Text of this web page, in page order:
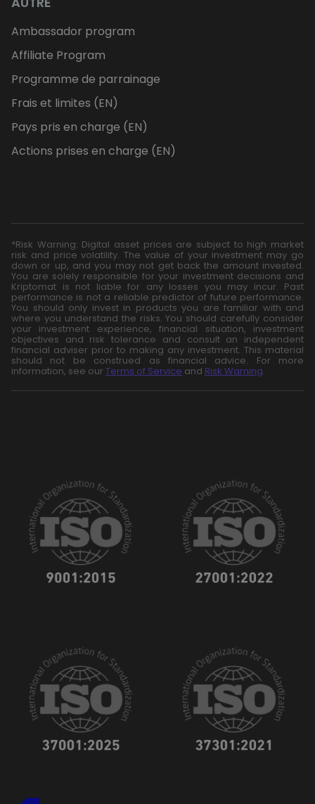
Ambassador program
Affiliate Program
Programme de parrainage
Frais et limites (EN)
Pays pris en charge (EN)
Actions prises en charge (EN)
*Risk Warning: Digital asset prices are subject to high market
risk and price volatility. The value of your investment may go
down or up, and you may not get back the amount invested.
You are solely responsible for your investment decisions and
Kriptomat is not liable for any losses you may incur. Past
performance is not a reliable predictor of future performance.
You should only invest in products you are familiar with and
where you understand the risks. You should carefully consider
your investment experience, financial situation, investment
objectives and risk tolerance and consult an independent
financial adviser prior to making any investment. This material
should not be construed as financial advice. For more
information, see our Terms of Service and Risk Warning.